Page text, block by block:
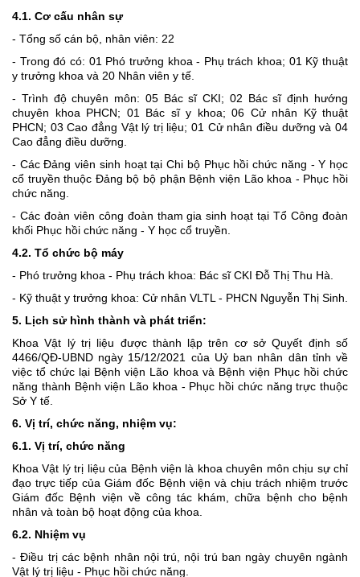
4.1. Cơ cấu nhân sự
- Tổng số cán bộ, nhân viên: 22
- Trong đó có: 01 Phó trưởng khoa - Phụ trách khoa; 01 Kỹ thuật
y trưởng khoa và 20 Nhân viên y tế.
- Trình độ chuyên môn: 05 Bác sĩ CKI; 02 Bác sĩ định hướng
chuyên khoa PHCN; 01 Bác sĩ y khoa; 06 Cử nhân Kỹ thuật
PHCN; 03 Cao đẳng Vật lý trị liệu; 01 Cử nhân điều dưỡng và 04
Cao đẳng điều dưỡng.
- Các Đảng viên sinh hoạt tại Chi bộ Phục hồi chức năng - Y học
cổ truyền thuộc Đảng bộ bộ phận Bệnh viện Lão khoa - Phục hồi
chức năng.
- Các đoàn viên công đoàn tham gia sinh hoạt tại Tổ Công đoàn
khối Phục hồi chức năng - Y học cổ truyền
4.2. Tổ chức bộ máy
- Phó trưởng khoa - Phụ trách khoa: Bác sĩ CKI Đỗ Thị Thu Hà.
- Kỹ thuật y trưởng khoa: Cử nhân VLTL - PHCN Nguyễn Thị Sinh.
5. Lịch sử hình thành và phát triển:
Khoa Vật lý trị liệu được thành lập trên cơ sở Quyết định số
4466/QĐ-UBND ngày 15/12/2021 của Uỷ ban nhân dân tỉnh về
việc tổ chức lại Bệnh viện Lão khoa và Bệnh viện Phục hồi chức
năng thành Bệnh viện Lão khoa - Phục hồi chức năng trực thuộc
Sở Y tế.
6. Vị trí, chức năng, nhiệm vụ:
6.1. Vị trí, chức năng
KhoaVật lý trị liệucủa Bệnh viện là khoa chuyên môn chịu sựchỉ
đạo trực tiếp của Giám đốc Bệnh viện và chịu trách nhiệm trước
Giám đốc Bệnh viện vềcông tác khám, chữa bệnh cho bệnh
nhân và toàn bộ hoạt động của khoa.
6.2. Nhiệm vụ
- Điều trị các bệnh nhân nội trú, nội trú ban ngày chuyên ngành
Vật lý trị liệu - Phục hồi chức năng.